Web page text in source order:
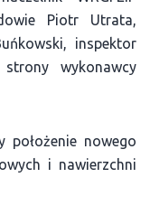
Piotr Utrata,
inspektor
wykonawcy
położenie nowego
i nawierzchni